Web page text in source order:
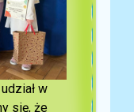
w
się, że